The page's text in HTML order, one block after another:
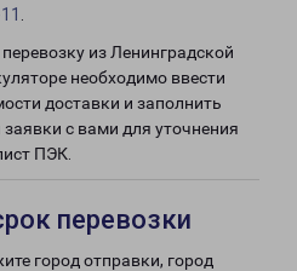
из Ленинградской
необходимо ввести
доставки и заполнить
с вами для уточнения
ПЭК.
перевозки
город отправки, город